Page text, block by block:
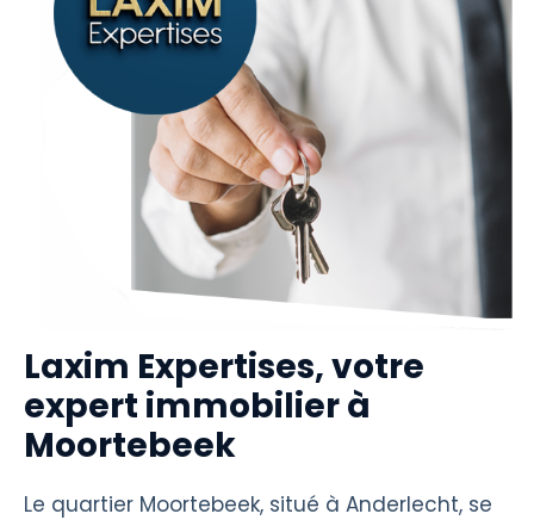
Laxim Expertises, votre
expert immobilier à
Moortebeek
Le quartier Moortebeek, situé à Anderlecht, se